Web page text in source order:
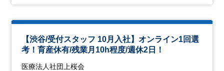
【渋谷/受付スタッフ 10月入社】オンライン1回選
考！育産休有/残業月10h程度/週休2日！
医療法人社団上桜会